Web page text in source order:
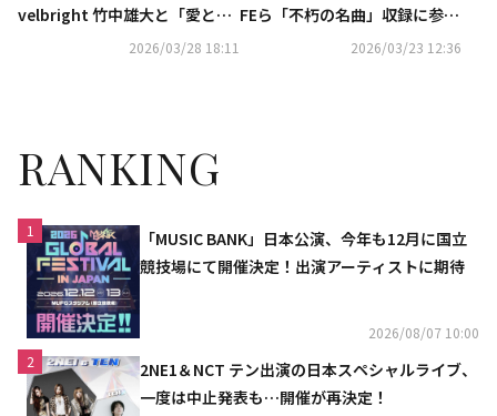
velbright 竹中雄大と「愛とか
恋とか」を熱唱！豪華コラボに
2026/03/28 18:11
FEら「不朽の名曲」収録に参
加…日本からNovelbright 竹中
2026/03/23 12:36
RANKING
1
「MUSIC BANK」日本公演、今年も12月に国立
競技場にて開催決定！出演アーティストに期待
2026/08/07 10:00
2
2NE1＆NCT テン出演の日本スペシャルライブ、
一度は中止発表も…開催が再決定！